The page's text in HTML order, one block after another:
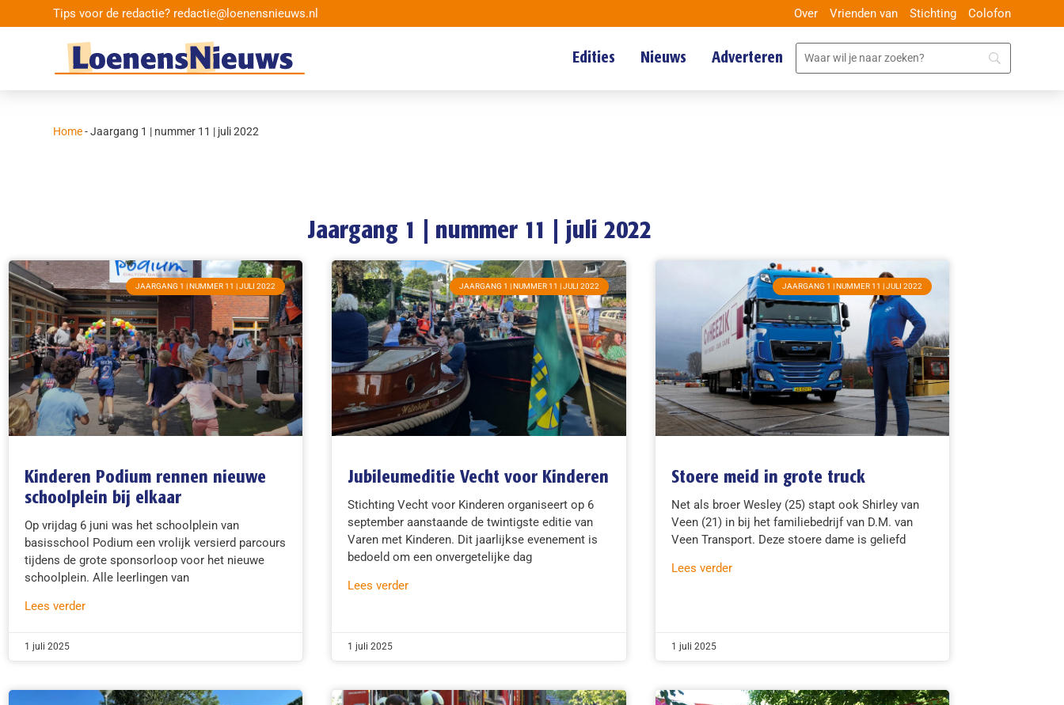
Tips voor de redactie? redactie@loenensnieuws.nl Over Vrienden van Stichting Colofon
Edities Nieuws Adverteren
Home-Jaargang 1 | nummer 11 | juli 2022
Jaargang 1 | nummer 11 | juli 2022
JAARGANG 1 | NUMMER 11 | JULI 2022
Kinderen Podium rennen nieuwe
schoolplein bij elkaar
Op vrijdag 6 juni was het schoolplein van
basisschool Podium een vrolijk versierd parcours
tijdens de grote sponsorloop voor het nieuwe
schoolplein. Alle leerlingen van
Lees verder
1 juli 2025
JAARGANG 1 | NUMMER 11 | JULI 2022
Jubileumeditie Vecht voor Kinderen
Stichting Vecht voor Kinderen organiseert op 6
september aanstaande de twintigste editie van
Varen met Kinderen. Dit jaarlijkse evenement is
bedoeld om een onvergetelijke dag
Lees verder
1 juli 2025
JAARGANG 1 | NUMMER 11 | JULI 2022
Stoere meid in grote truck
Net als broer Wesley (25) stapt ook Shirley van
Veen (21) in bij het familiebedrijf van D.M. van
Veen Transport. Deze stoere dame is geliefd
Lees verder
1 juli 2025